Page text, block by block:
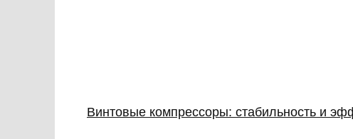
Винтовые компрессоры: стабильность и